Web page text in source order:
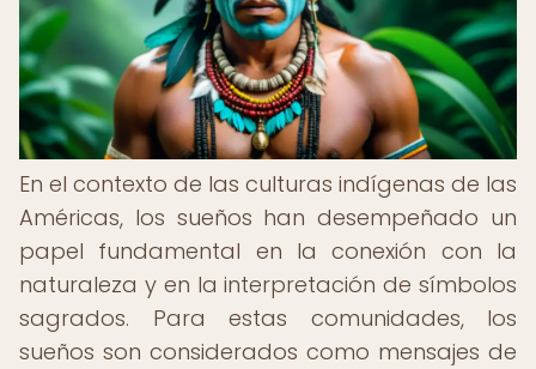
En el contexto de las culturas indígenas de las
Américas, los sueños han desempeñado un
papel fundamental en la conexión con la
naturaleza y en la interpretación de símbolos
sagrados. Para estas comunidades, los
sueños son considerados como mensajes de